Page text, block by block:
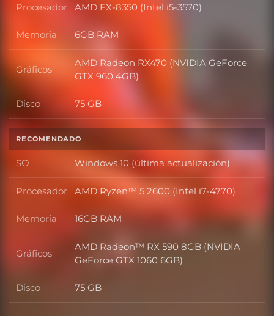
Procesador Procesador
AMD FX-8350 (Intel i5-3570)
Memoria Memoria
6GB RAM
Gráficos Gráficos
AMD Radeon RX470 (NVIDIA GeForce
GTX 960 4GB)
Disco Disco
75 GB
RECOMENDADO
SO SO
Windows 10 (última actualización)
Procesador Procesador
AMD Ryzen™ 5 2600 (Intel i7-4770)
Memoria Memoria
16GB RAM
Gráficos Gráficos
AMD Radeon™ RX 590 8GB (NVIDIA
GeForce GTX 1060 6GB)
Disco Disco
75 GB